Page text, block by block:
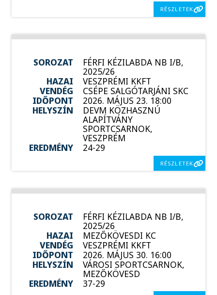
RÉSZLETEK
SOROZAT FÉRFI KÉZILABDA NB I/B,
2025/26
HAZAI
VESZPRÉMI KKFT
VENDÉG
CSÉPE SALGÓTARJÁNI SKC
IDŐPONT
2026. MÁJUS 23. 18:00
HELYSZÍN
DEVM KÖZHASZNÚ
ALAPÍTVÁNY
SPORTCSARNOK,
VESZPRÉM
EREDMÉNY
24-29
RÉSZLETEK
SOROZAT FÉRFI KÉZILABDA NB I/B,
2025/26
HAZAI
MEZŐKÖVESDI KC
VENDÉG
VESZPRÉMI KKFT
IDŐPONT
2026. MÁJUS 30. 16:00
HELYSZÍN
VÁROSI SPORTCSARNOK,
MEZŐKÖVESD
EREDMÉNY
37-29